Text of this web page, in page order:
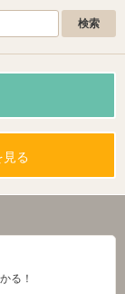
見る
る！